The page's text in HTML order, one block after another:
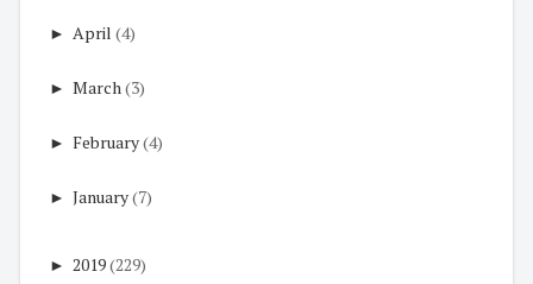
► April (4)
► March(3)
► February(4)
► January(7)
► 2019(229)